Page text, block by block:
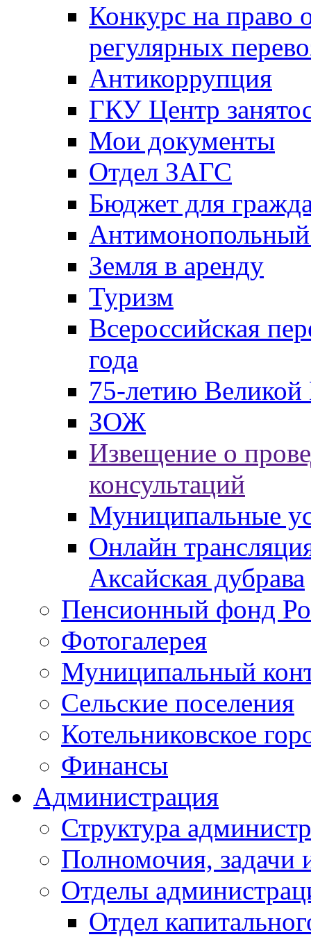
Конкурс на право
регулярных
Антикоррупция
ГКУ Центр
Мои документы
Отдел ЗАГС
Бюджет для
Антимонопольный
Земля в аренду
Туризм
Всероссийская
года
75-летию
ЗОЖ
Извещение о
консультаций
Муниципальные
Онлайн
Аксайская дубрава
Пенсионный фонд
Фотогалерея
Муниципальный
Сельские поселения
Котельниковское
Финансы
Администрация
Структура
Полномочия, задачи
Отделы
Отдел